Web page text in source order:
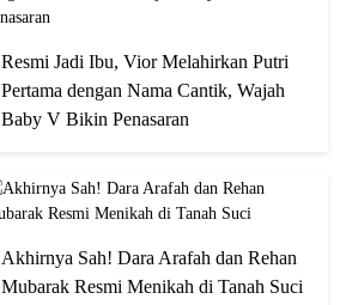
Resmi Jadi Ibu, Vior Melahirkan Putri
Pertama dengan Nama Cantik, Wajah
Baby V Bikin Penasaran
Akhirnya Sah! Dara Arafah dan Rehan
Mubarak Resmi Menikah di Tanah Suci